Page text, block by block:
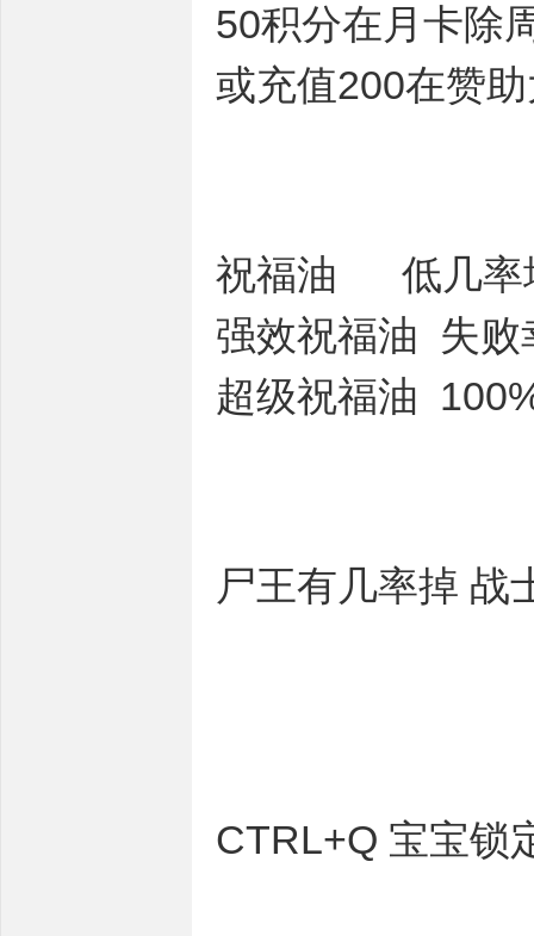
50积分在月卡除
或充值200在赞
祝福油 低几率
强效祝福油 失败
超级祝福油
尸王有几率掉 战
CTRL+Q 宝宝锁